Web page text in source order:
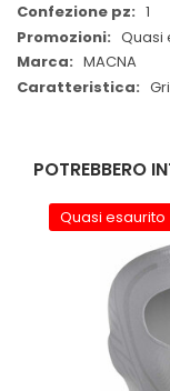
1
Quasi
MACNA
POTREBBERO
Quasi esaurito